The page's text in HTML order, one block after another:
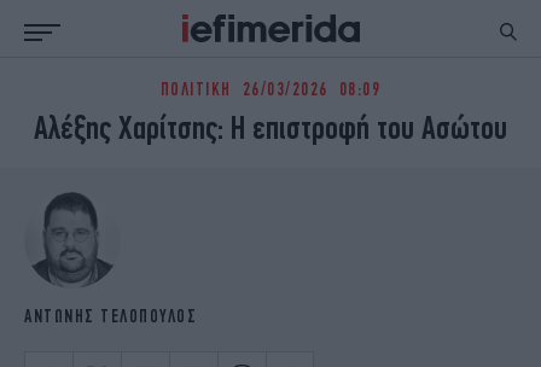
ΠΟΛΙΤΙΚΗ
NON PAPER
ΕΛΛΑΔΑ
ΠΟΛΙΤΙΣΜΟΣ
ΖΩΗ
ΓΥΝΑΙΚΑ
ΠΟΛΗ
ΑΝΤΩΝΗΣ ΤΕΛΟΠΟΥΛΟΣ
ΠΟΛΙΤΙΚΗ 26/03/2026 08:09
Αλέξης Χαρίτσης: Η επιστροφή του Ασώτου